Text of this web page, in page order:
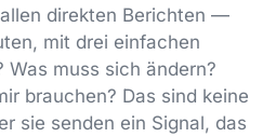
direkten Berichten —
mit drei einfachen
Was muss sich ändern?
brauchen? Das sind keine
sie senden ein Signal, das